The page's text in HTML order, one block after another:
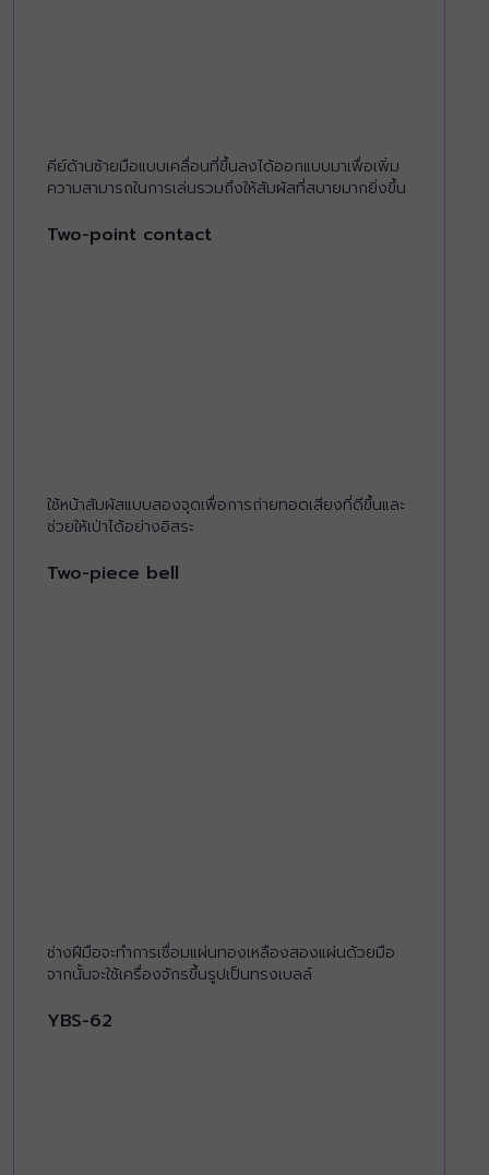
คีย์ด้านซ้ายมือแบบเคลื่อนที่ขึ้นลงได้ออกแบบมาเพื่อเพิ่ม
ความสามารถในการเล่นรวมถึงให้สัมผัสที่สบายมากยิ่งขึ้น
Two-point contact
ใช้หน้าสัมผัสแบบสองจุดเพื่อการถ่ายทอดเสียงที่ดีขึ้นและ
ช่วยให้เป่าได้อย่างอิสระ
Two-piece bell
ช่างฝีมือจะทำการเชื่อมแผ่นทองเหลืองสองแผ่นด้วยมือ
จากนั้นจะใช้เครื่องจักรขึ้นรูปเป็นทรงเบลล์
YBS-62